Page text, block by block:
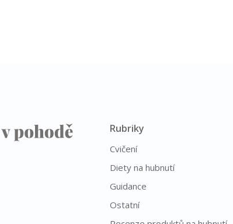
Rubriky
Cvičení
Diety na hubnutí
Guidance
Ostatní